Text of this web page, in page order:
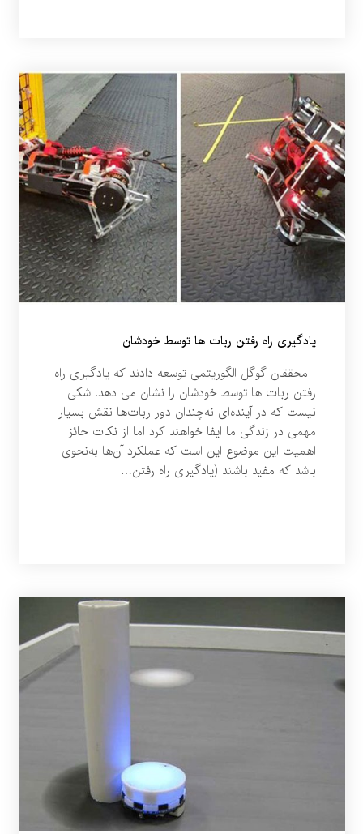
یادگیری راه رفتن ربات ها توسط خودشان
محققان گوگل الگوریتمی توسعه دادند که یادگیری راه
رفتن ربات ها توسط خودشان را نشان می دهد. شکی
نیست که در آینده‌ای نه‌چندان دور ربات‌ها نقش بسیار
مهمی در زندگی ما ایفا خواهند کرد اما از نکات حائز
اهمیت این موضوع این است که عملکرد آن‌ها به‌نحوی
باشد که مفید باشند (یادگیری راه رفتن…